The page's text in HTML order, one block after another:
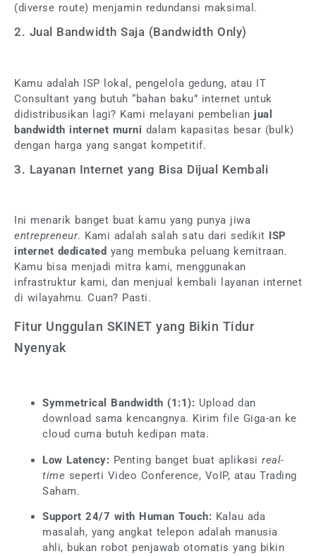
(diverse route) menjamin redundansi maksimal.
2. Jual Bandwidth Saja (Bandwidth Only)
Kamu adalah ISP lokal, pengelola gedung, atau IT
Consultant yang butuh “bahan baku” internet untuk
didistribusikan lagi? Kami melayani pembelian jual
bandwidth internet murni dalam kapasitas besar (bulk)
dengan harga yang sangat kompetitif.
3. Layanan Internet yang Bisa Dijual Kembali
Ini menarik banget buat kamu yang punya jiwa
entrepreneur. Kami adalah salah satu dari sedikit
ISP
internet dedicated yang membuka peluang kemitraan.
Kamu bisa menjadi mitra kami, menggunakan
infrastruktur kami, dan menjual kembali layanan internet
di wilayahmu. Cuan? Pasti.
Fitur Unggulan SKINET yang Bikin Tidur
Nyenyak
Symmetrical Bandwidth (1:1): Upload dan
download sama kencangnya. Kirim file Giga-an ke
cloud cuma butuh kedipan mata.
Low Latency: Penting banget buat aplikasi real-
time seperti Video Conference, VoIP, atau Trading
Saham.
Support 24/7 with Human Touch: Kalau ada
masalah, yang angkat telepon adalah manusia
ahli, bukan robot penjawab otomatis yang bikin